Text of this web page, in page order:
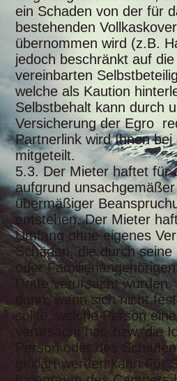
ein Schaden von der für
bestehenden
übernommen wird (z.B.
jedoch beschränkt auf
vereinbarten
welche als Kaution
Selbstbehalt kann durch
Versicherung der Egro
Partnerlink wird Ihnen
mitgeteilt.
5.3. Der Mieter haftet für
aufgrund
übermäßiger
entstehen. Der Mieter
Umfang ohne eigenes
Schäden, die durch
oder
Dritte verursacht
dann, wenn sich nicht
sollte, welche Person
verursacht hat, bzw. die
Person oder des
geklärt werden kann.Für